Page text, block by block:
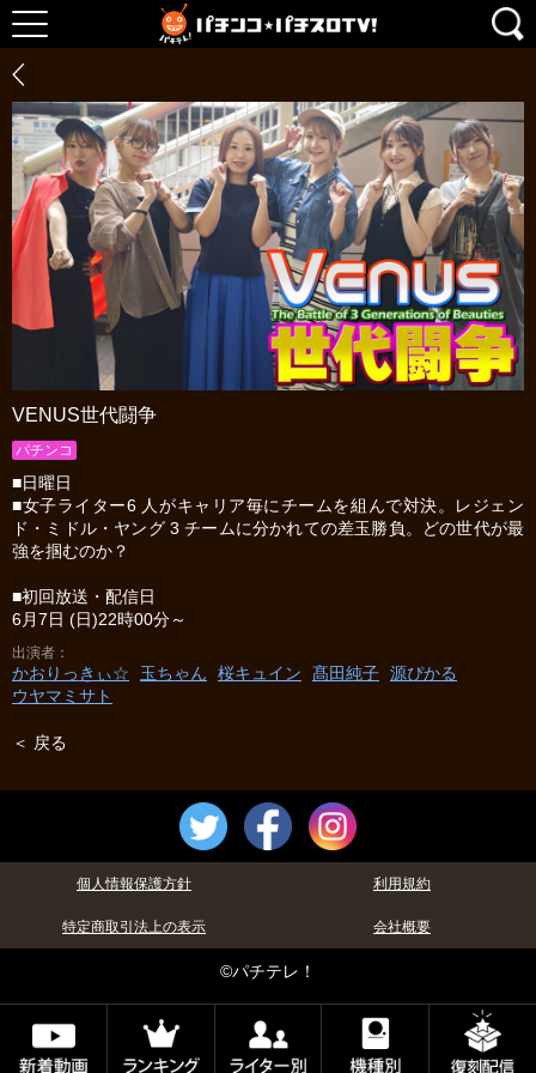
VENUS世代闘争
パチンコ
■日曜日
■女子ライター6 人がキャリア毎にチームを組んで対決。レジェン
ド・ミドル・ヤング 3 チームに分かれての差玉勝負。どの世代が最
強を掴むのか？
■初回放送・配信日
6月7日 (日)22時00分～
出演者
かおりっきぃ☆ 玉ちゃん 桜キュイン 髙田純子 源ぴかる
ウヤマミサト
＜ 戻る
個人情報保護方針 利用規約
特定商取引法上の表示 会社概要
©パチテレ！